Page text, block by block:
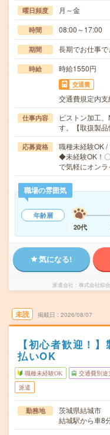
曜日頻度 月～金
時間 08:00～17:00
期間 長期でお仕事で
時給 時給1550円
交通費
交通費規定内支
仕事内容
ピストン加工
す。【取扱製
応募資格
職種未経験OK
◆未経験OK！
で気軽にオン
職場の雰囲気
年齢層
20代
気になる!
派遣会社 株式会社綜
未読 掲載日 2026/08/07
【初心者歓迎！
払いOK
職種未経験OK 交通費別途
派遣
勤務地
茨城県結城市
結城駅から車8